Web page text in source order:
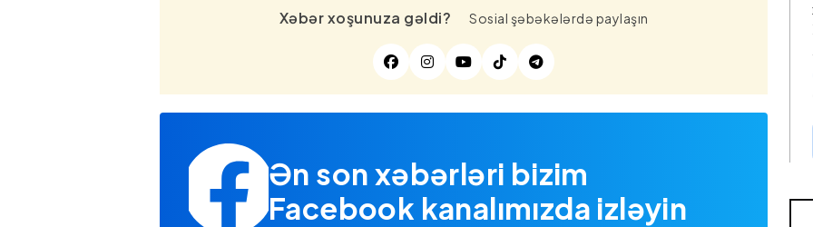
Xəbər xoşunuza gəldi? Sosial şəbəkələrdə paylaşın
Ən son xəbərləri bizim
Facebook kanalımızda izləyin